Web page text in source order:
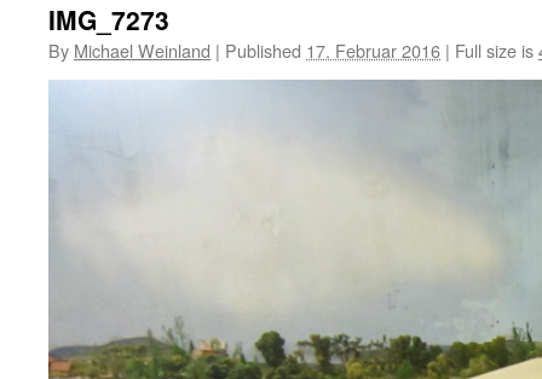
IMG_7273
By Michael Weinland | Published 17. Februar 2016 | Full size is